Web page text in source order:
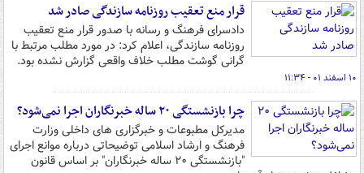
قرار منع تعقیب روزنامه سازندگی صادر شد
دادسرای فرهنگ و رسانه با صدور قرار منع تعقیب
روزنامه سازندگی، اعلام کرد: در مورد مطلب مرتبط با
گرانی گوشت مطلب خلاف واقعی گزارش نشده بود.
۱۰ اسفند ۰۱ - ۱۱:۳۴
چرا بازنشستگی ۲۰ ساله خبرنگاران اجرا نمی‌شود؟
مدیرکل مطبوعات و خبرگزاری های داخلی وزارت
فرهنگ و ارشاد اسلامی توضیحاتی درباره موانع اجرای
"بازنشستگی ۲۰ ساله خبرنگاران" بر اساس قانون